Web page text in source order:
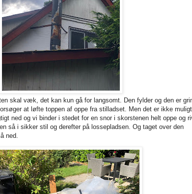
skal væk, det kan kun gå for langsomt. Den fylder og den er
at løfte toppen af oppe fra stilladset. Men det er ikke
ned og vi binder i stedet for en snor i skorstenen helt oppe og
så i sikker stil og derefter på lossepladsen. Og taget over den
ned.